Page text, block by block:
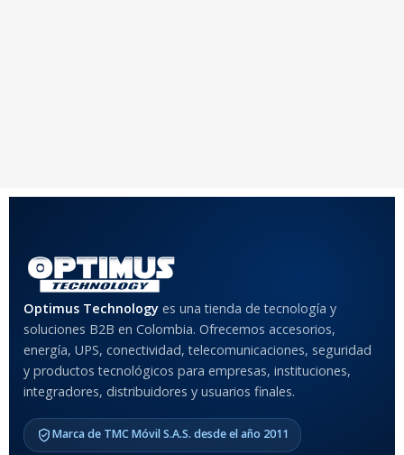
Optimus Technology es una tienda de tecnología y
soluciones B2B en Colombia. Ofrecemos accesorios,
energía, UPS, conectividad, telecomunicaciones, seguridad
y productos tecnológicos para empresas, instituciones,
integradores, distribuidores y usuarios finales.
Marca de TMC Móvil S.A.S. desde el año 2011